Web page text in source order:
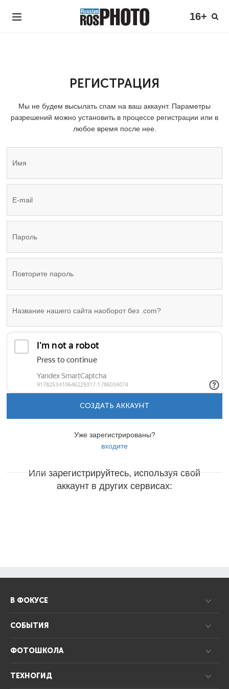
16+
РЕГИСТРАЦИЯ
Мы не будем высылать спам на ваш аккаунт. Параметры
разрешений можно установить в процессе регистрации или в
любое время после нее.
СОЗДАТЬ АККАУНТ
Уже зарегистрированы?
входите
Или зарегистрируйтесь, используя свой
аккаунт в других сервисах:
В ФОКУСЕ
СОБЫТИЯ
ФОТОШКОЛА
ТЕХНОГИД